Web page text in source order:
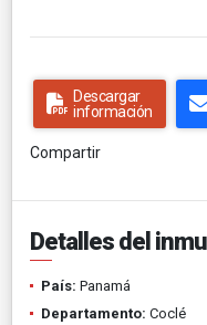
Descargar
información
Compartir
Detalles del
País: Panamá
Departamento: Coclé